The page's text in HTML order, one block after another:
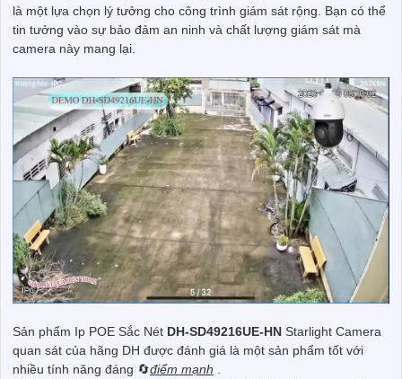
là một lựa chọn lý tưởng cho công trình giám sát rộng. Bạn có thể
tin tưởng vào sự bảo đảm an ninh và chất lượng giám sát mà
camera này mang lại.
Sản phẩm Ip POE Sắc Nét DH-SD49216UE-HN Starlight Camera
quan sát của hãng DH được đánh giá là một sản phẩm tốt với
nhiều tính năng đáng 🔄điểm mạnh